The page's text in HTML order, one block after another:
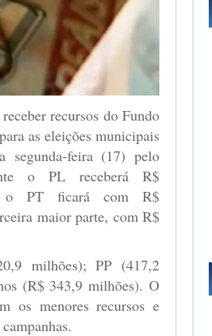
recursos do Fundo
as eleições municipais
segunda-feira (17) pelo
o PL receberá R$
o PT ficará com R$
maior parte, com R$
milhões); PP (417,2
(R$ 343,9 milhões). O
os menores recursos e